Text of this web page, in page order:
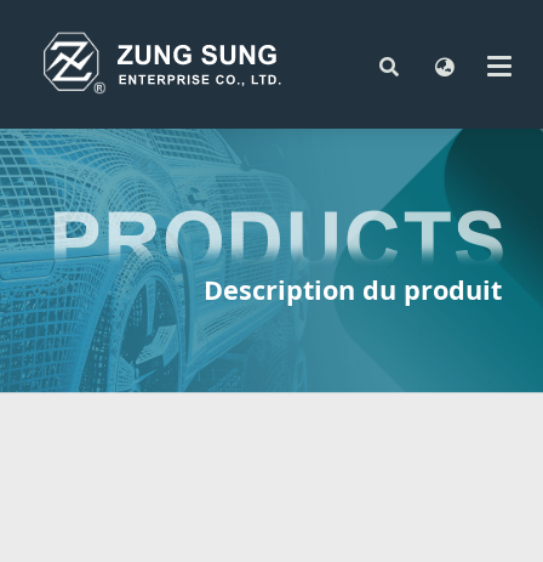
Description du produit